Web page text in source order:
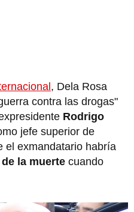
, Dela Rosa
contra las drogas"
Rodrigo
jefe superior de
el exmandatario habría
la muerte cuando